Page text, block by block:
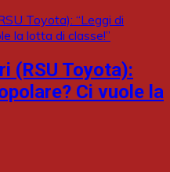
(RSU Toyota):
Ci vuole la